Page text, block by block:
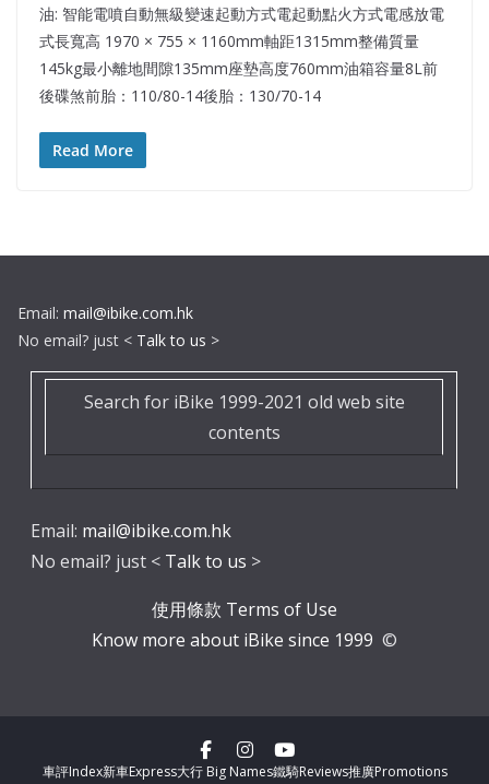
油: 智能電噴自動無級變速起動方式電起動點火方式電感放電
式長寬高 1970 × 755 × 1160mm軸距1315mm整備質量
145kg最小離地間隙135mm座墊高度760mm油箱容量8L前
後碟煞前胎：110/80-14後胎：130/70-14
Read More
Email: mail@ibike.com.hk
No email? just < Talk to us >
Search for iBike 1999-2021 old web site
contents
Email: mail@ibike.com.hk
No email? just < Talk to us >
使用條款 Terms of Use
Know more about iBike since 1999 ©
車評Index新車Express大行 Big Names鐵騎Reviews推廣Promotions